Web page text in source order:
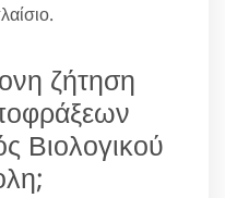
ζήτηση
Βιολογικού